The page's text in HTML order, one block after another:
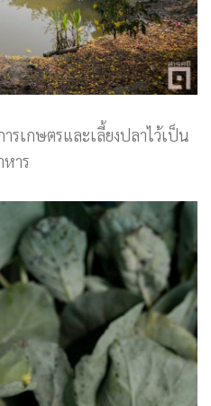
รเกษตรและเลี้ยงปลาไว้เป็น
หาร